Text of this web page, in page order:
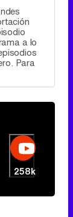
a lo
Para
258k